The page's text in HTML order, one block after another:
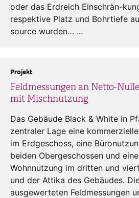
oder das Erdreich Einschrän-
respektive Platz und Bohrtiefe
source wurden… ...
Feldmessungen an Netto-
mit Mischnutzung
Projekt
Das Gebäude Black & White in
zentraler Lage eine
im Erdgeschoss, eine
beiden Obergeschossen und
Wohnnutzung im dritten und
und der Attika des Gebäudes.
ausgewerteten Feldmessungen